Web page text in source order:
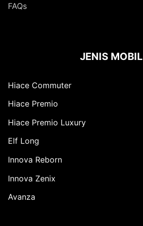
FAQs
JENIS MOBIL
Hiace Commuter
Hiace Premio
Hiace Premio Luxury
Elf Long
Innova Reborn
Innova Zenix
Avanza